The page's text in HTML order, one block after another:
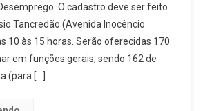
Abre
Vagas
O cadastro deve ser feito
Tancredão (Avenida Inocêncio
10 às 15 horas. Serão oferecidas 170
em funções gerais, sendo 162 de
(para […]